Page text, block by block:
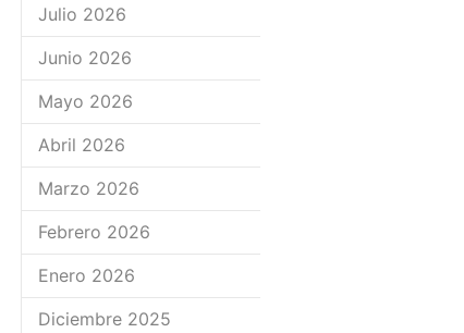
Julio 2026
Junio 2026
Mayo 2026
Abril 2026
Marzo 2026
Febrero 2026
Enero 2026
Diciembre 2025